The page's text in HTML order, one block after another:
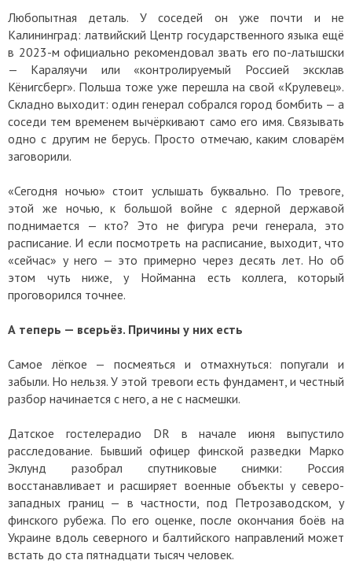
Любопытная деталь. У соседей он уже почти и не
Калининград: латвийский Центр государственного языка ещё
в 2023-м официально рекомендовал звать его по-латышски
— Караляучи или «контролируемый Россией эксклав
Кёнигсберг». Польша тоже уже перешла на свой «Крулевец».
Складно выходит: один генерал собрался город бомбить — а
соседи тем временем вычёркивают само его имя. Связывать
одно с другим не берусь. Просто отмечаю, каким словарём
заговорили.
«Сегодня ночью» стоит услышать буквально. По тревоге,
этой же ночью, к большой войне с ядерной державой
поднимается — кто? Это не фигура речи генерала, это
расписание. И если посмотреть на расписание, выходит, что
«сейчас» у него — это примерно через десять лет. Но об
этом чуть ниже, у Нойманна есть коллега, который
проговорился точнее.
А теперь — всерьёз. Причины у них есть
Самое лёгкое — посмеяться и отмахнуться: попугали и
забыли. Но нельзя. У этой тревоги есть фундамент, и честный
разбор начинается с него, а не с насмешки.
Датское гостелерадио DR в начале июня выпустило
расследование. Бывший офицер финской разведки Марко
Эклунд разобрал спутниковые снимки: Россия
восстанавливает и расширяет военные объекты у северо-
западных границ — в частности, под Петрозаводском, у
финского рубежа. По его оценке, после окончания боёв на
Украине вдоль северного и балтийского направлений может
встать до ста пятнадцати тысяч человек.